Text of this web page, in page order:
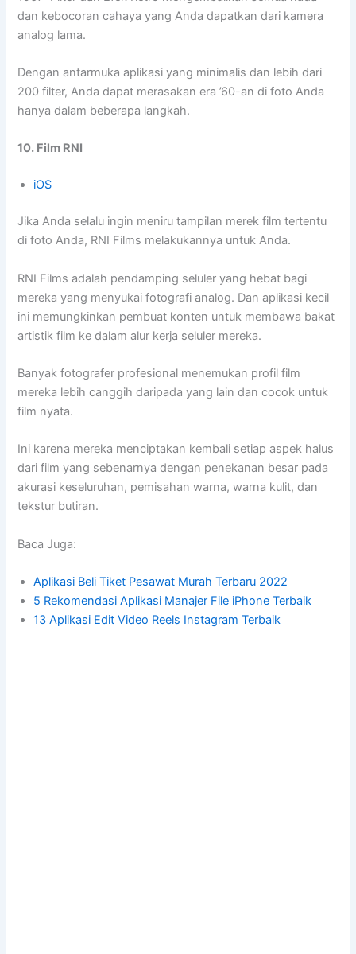
dan kebocoran cahaya yang Anda dapatkan dari kamera
analog lama.
Dengan antarmuka aplikasi yang minimalis dan lebih dari
200 filter, Anda dapat merasakan era ’60-an di foto Anda
hanya dalam beberapa langkah.
10. Film RNI
iOS
Jika Anda selalu ingin meniru tampilan merek film tertentu
di foto Anda, RNI Films melakukannya untuk Anda.
RNI Films adalah pendamping seluler yang hebat bagi
mereka yang menyukai fotografi analog. Dan aplikasi kecil
ini memungkinkan pembuat konten untuk membawa bakat
artistik film ke dalam alur kerja seluler mereka.
Banyak fotografer profesional menemukan profil film
mereka lebih canggih daripada yang lain dan cocok untuk
film nyata.
Ini karena mereka menciptakan kembali setiap aspek halus
dari film yang sebenarnya dengan penekanan besar pada
akurasi keseluruhan, pemisahan warna, warna kulit, dan
tekstur butiran.
Baca Juga:
Aplikasi Beli Tiket Pesawat Murah Terbaru 2022
5 Rekomendasi Aplikasi Manajer File iPhone Terbaik
13 Aplikasi Edit Video Reels Instagram Terbaik